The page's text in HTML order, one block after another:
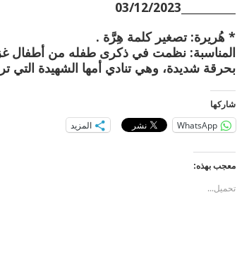
* هُريرة: تصغير كلمة هِرَّة .
المناسبة: نظمت في ذكرى طفله من أطفال
بحرقة شديدة، وهي تنادي أمها الشهيدة التي
شاركها
WhatsApp المزيد
معجب بهذه:
تحميل...